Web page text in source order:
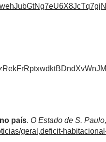
país. O Estado de S.
geral,deficit-